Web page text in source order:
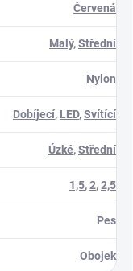
Červená
Malý,Střední
Nylon
Dobíjecí, LED,Svítící
Úzké,Střední
1,5,2,2,5
Pes
Obojek